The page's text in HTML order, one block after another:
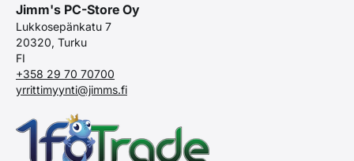
Jimm's PC-Store Oy
Lukkosepänkatu 7
20320, Turku
FI
+358 29 70 70700
yrrittimyynti@jimms.fi